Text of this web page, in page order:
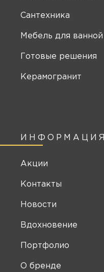
ИНФОРМАЦИЯ
Акции
Контакты
Новости
Вдохновение
Портфолио
О бренде
Сантехника
Мебель для ванной
Готовые решения
Керамогранит